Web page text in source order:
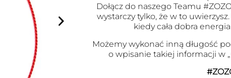
Dołącz do naszego Teamu
wystarczy tylko, że w to
kiedy cała dobra
Możemy wykonać inną długość
o wpisanie takiej informacji w